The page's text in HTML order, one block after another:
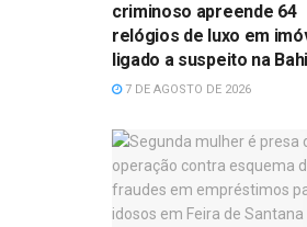
criminoso apreende 64
relógios de luxo em
ligado a suspeito na
7 DE AGOSTO DE 2026